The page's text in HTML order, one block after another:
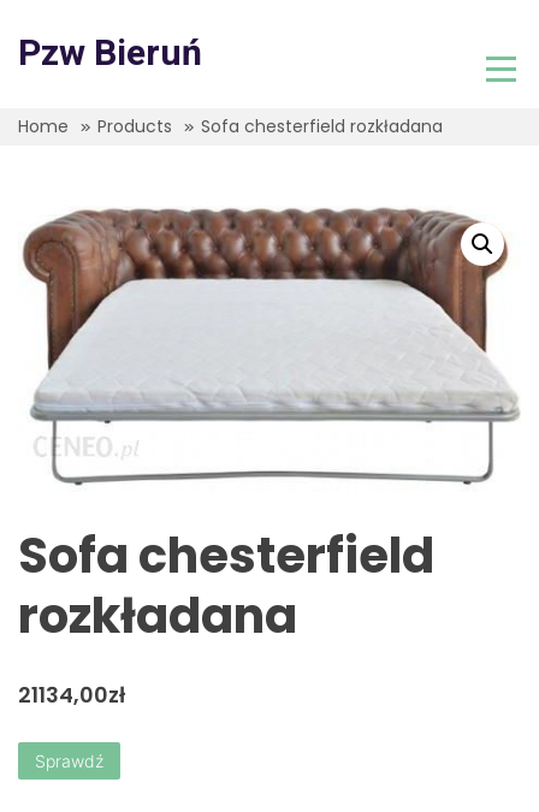
content
Pzw Bieruń
Home Products Sofa chesterfield rozkładana
Sofa chesterfield
rozkładana
21134,00zł
Sprawdź